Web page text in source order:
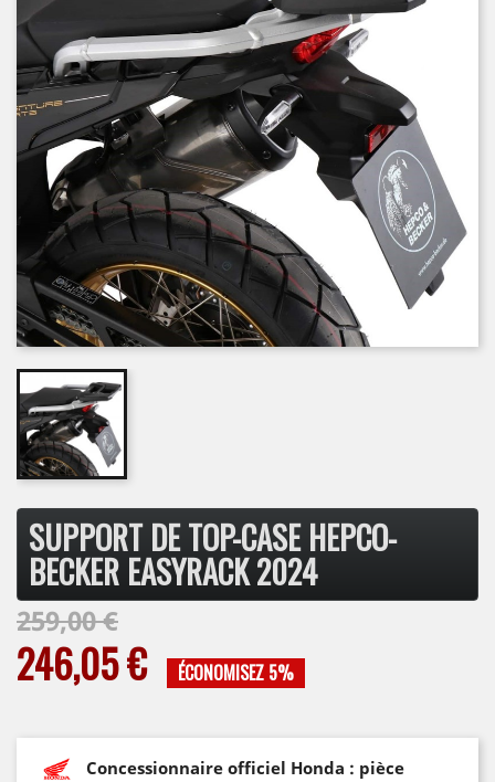
SUPPORT DE TOP-CASE HEPCO-
BECKER EASYRACK 2024
259,00 €
246,05 € ÉCONOMISEZ 5%
Concessionnaire officiel Honda : pièce